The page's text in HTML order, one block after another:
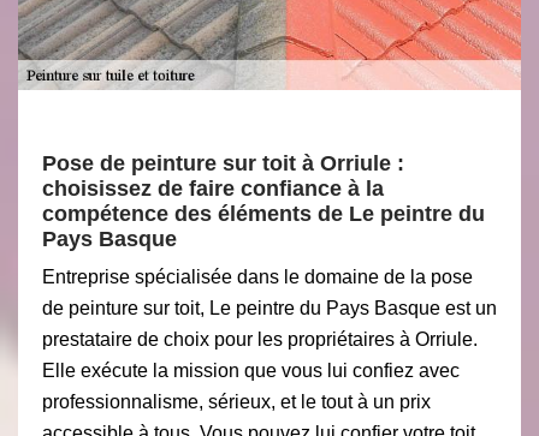
Pose de peinture sur toit à Orriule :
choisissez de faire confiance à la
compétence des éléments de Le peintre du
Pays Basque
Entreprise spécialisée dans le domaine de la pose
de peinture sur toit, Le peintre du Pays Basque est un
prestataire de choix pour les propriétaires à Orriule.
Elle exécute la mission que vous lui confiez avec
professionnalisme, sérieux, et le tout à un prix